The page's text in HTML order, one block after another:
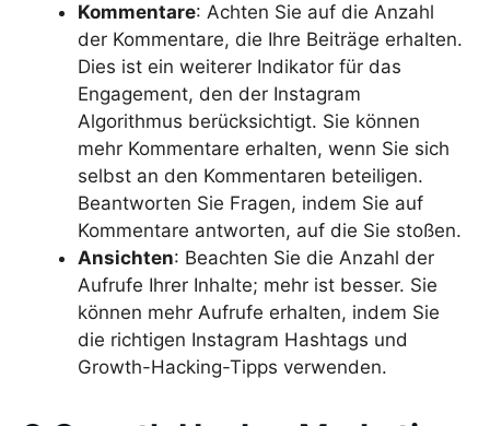
Kommentare: Achten Sie auf die Anzahl
der Kommentare, die Ihre Beiträge erhalten.
Dies ist ein weiterer Indikator für das
Engagement, den der Instagram
Algorithmus berücksichtigt. Sie können
mehr Kommentare erhalten, wenn Sie sich
selbst an den Kommentaren beteiligen.
Beantworten Sie Fragen, indem Sie auf
Kommentare antworten, auf die Sie stoßen.
Ansichten: Beachten Sie die Anzahl der
Aufrufe Ihrer Inhalte; mehr ist besser. Sie
können mehr Aufrufe erhalten, indem Sie
die richtigen Instagram Hashtags und
Growth-Hacking-Tipps verwenden.